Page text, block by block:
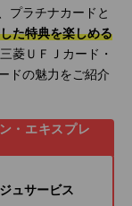
プラチナカードと
た特典を楽しめる
菱ＵＦＪカード・
ドの魅力をご紹介
・エキスプレ
ュサービス